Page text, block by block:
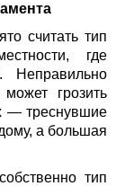
считать тип
где
Неправильно
грозить
— треснувшие
а большая
тип